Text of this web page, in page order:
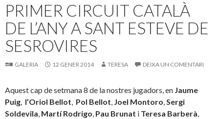
PRIMER CIRCUIT CATALÀ
DE L’ANY A SANT ESTEVE DE
SESROVIRES
GALERIA 12 GENER 2014 TERESA DEIXA UN COMENTARI
Aquest cap de setmana 8 de la nostres jugadors, en Jaume
Puig, l’Oriol Bellot, Pol Bellot, Joel Montoro,Sergi
Soldevila, Martí Rodrigo, Pau Brunat i Teresa Barberà,